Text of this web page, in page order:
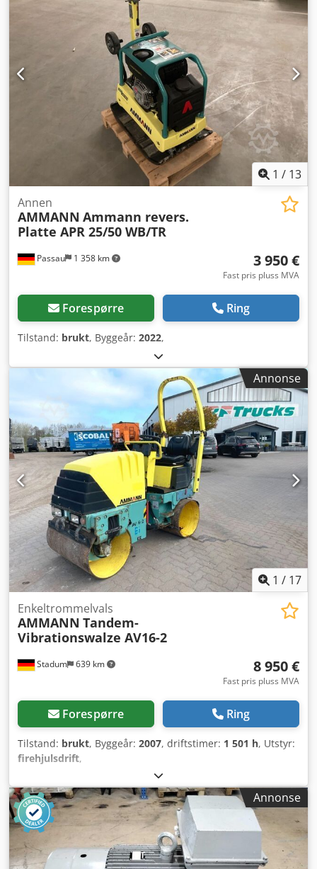
1 / 13
Passau 1 358 km
Annen
AMMANN Ammann revers.
Platte APR 25/50 WB/TR
3 950 €
Fast pris pluss MVA
Forespørre Ring
Tilstand: brukt, Byggeår: 2022,
Annonse
1 / 17
Stadum 639 km
Enkeltrommelvals
AMMANN Tandem-
Vibrationswalze AV16-2
8 950 €
Fast pris pluss MVA
Forespørre Ring
Tilstand: brukt, Byggeår: 2007, driftstimer: 1 501 h, Utstyr:
firehjulsdrift,
Annonse